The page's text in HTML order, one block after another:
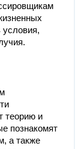
условия,
теорию и
познакомят
а также